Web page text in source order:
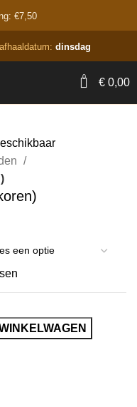
€7,50
dinsdag
0 € 0,00